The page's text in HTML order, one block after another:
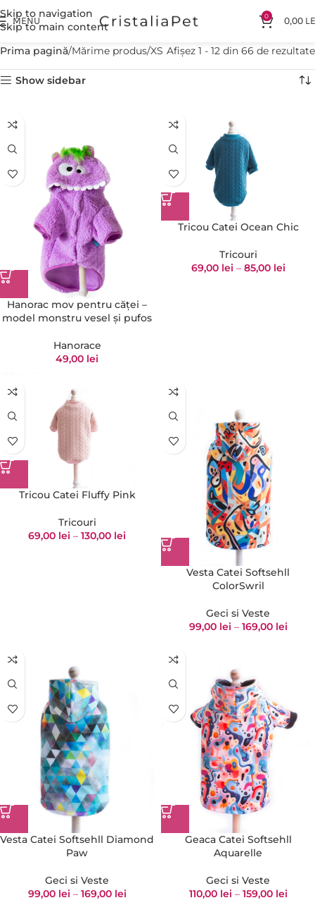
Skip to navigation
Skip to main content
MENU 0 0,00
Prima pagină Mărime produs XS Afișez 1 - 12 din 66 de rezultate
Show sidebar
Hanorac mov pentru căței –
model monstru vesel și pufos
Hanorace
49,00 lei
Tricou Catei Ocean Chic
Tricouri
69,00 lei – 85,00 lei
Tricou Catei Fluffy Pink
Tricouri
69,00 lei – 130,00 lei
Vesta Catei Softsehll
ColorSwril
Geci si Veste
99,00 lei – 169,00 lei
Vesta Catei Softsehll Diamond
Paw
Geci si Veste
99,00 lei – 169,00 lei
Geaca Catei Softsehll
Aquarelle
Geci si Veste
110,00 lei – 159,00 lei